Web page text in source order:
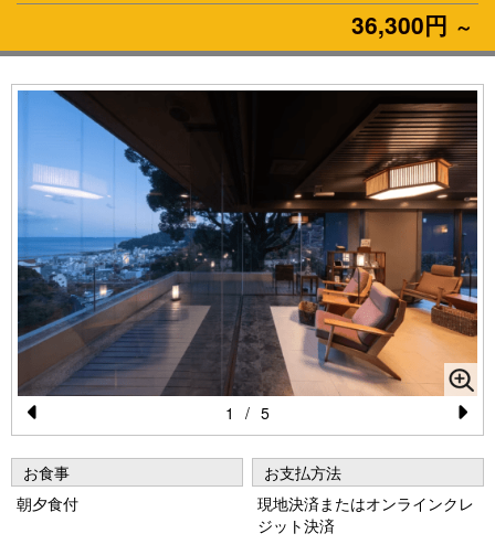
36,300円 ～
Pr
e
vi
N
xt
1 / 5
お食事
朝夕食付
お支払方法
現地決済またはオンラインクレ
ジット決済